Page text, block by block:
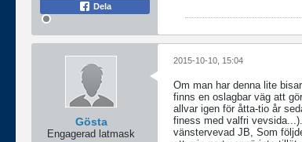
Dela
Gösta
Engagerad latmask
2015-10-10, 15:04
Om man har denna lite
finns en oslagbar väg att
allvar igen för åtta-tio år
finess med valfri
vänstervevad JB, Som